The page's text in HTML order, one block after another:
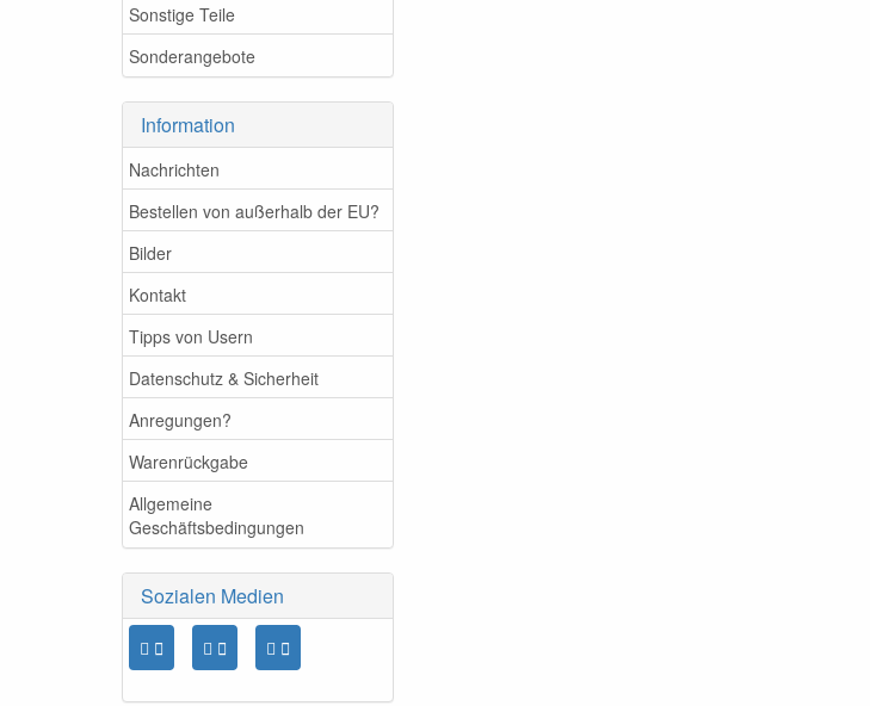
Sonstige Teile
Sonderangebote
Information
Nachrichten
Bestellen von außerhalb der EU?
Bilder
Kontakt
Tipps von Usern
Datenschutz & Sicherheit
Anregungen?
Warenrückgabe
Allgemeine
Geschäftsbedingungen
Sozialen Medien